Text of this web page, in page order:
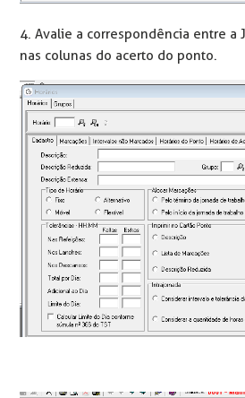
4. Avalie a correspondência entre a
nas colunas do acerto do ponto.